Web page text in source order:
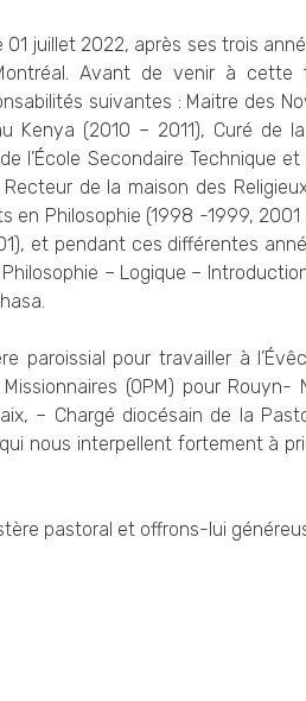
juillet 2022, après ses trois
Avant de venir à
suivantes : Maitre des
Kenya (2010 – 2011), Curé de
l’École Secondaire Technique
de la maison des
en Philosophie (1998 -1999,
et pendant ces différentes
– Logique –
paroissial pour travailler à
(OPM) pour
– Chargé diocésain de la
nous interpellent fortement à
pastoral et offrons-lui